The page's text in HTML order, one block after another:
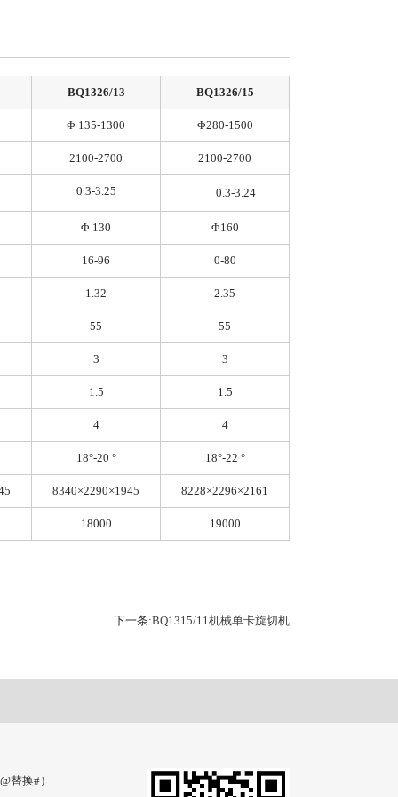
BQ1326/13 BQ1326/15
Φ 135-1300 Φ280-1500
2100-2700 2100-2700
0.3-3.25 0.3-3.24
Φ 130 Φ160
16-96 0-80
1.32 2.35
55 55
3 3
1.5 1.5
4 4
18°-20 ° 18°-22 °
8340×2290×1945 8228×2296×2161
18000 19000
下一条:BQ1315/11机械单卡旋切机
替换#）